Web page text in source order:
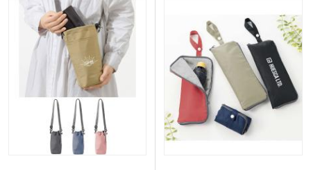
てロゴが目に入りやすいため、キャラク
ターグッズや物販用におすすめです。